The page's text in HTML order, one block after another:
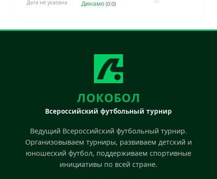
Дата не указана
Динамо (0:0)
ЛОКОБОЛ
Всероссийский футбольный турнир
Ведущий Всероссийский футбольный турнир.
Организовываем турниры, развиваем детский и
юношеский футбол, поддерживаем спортивные
инициативы по всей стране.